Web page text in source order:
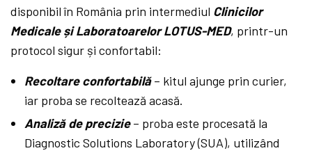
disponibil în România prin intermediul Clinicilor
Medicale și Laboratoarelor LOTUS-MED, printr-un
protocol sigur și confortabil:
Recoltare confortabilă– kitul ajunge prin curier,
iar proba se recoltează acasă.
Analiză de precizie– proba este procesată la
Diagnostic Solutions Laboratory (SUA), utilizând